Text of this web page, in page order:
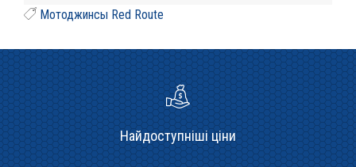
Мотоджинсы Red Route
Найдоступніші ціни